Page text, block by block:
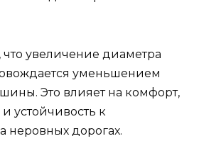
что увеличение диаметра
уменьшением
Это влияет на комфорт,
устойчивость к
неровных дорогах.